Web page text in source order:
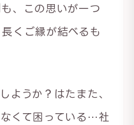
、この思いが一つ
くご縁が結べるも
ようか？はたまた、
くて困っている…社